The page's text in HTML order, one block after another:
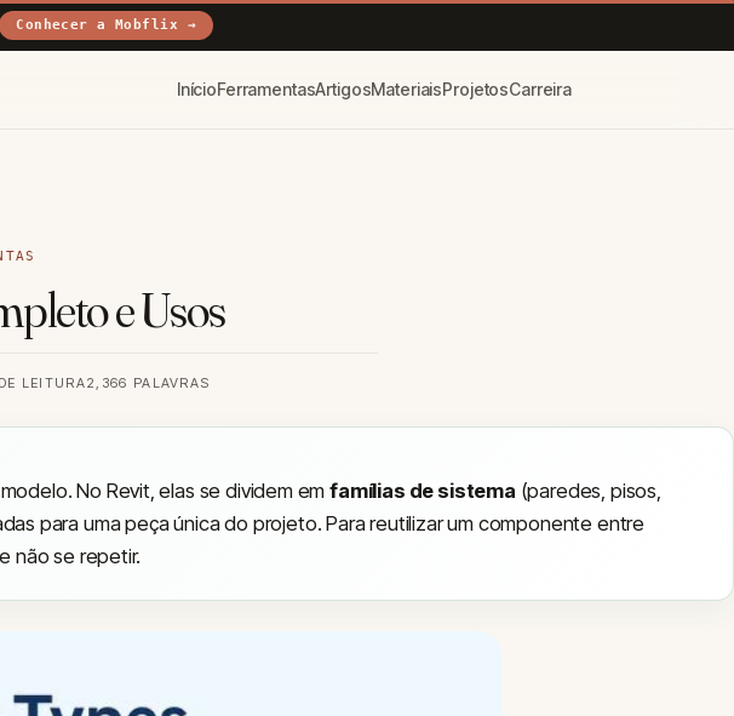
Conhecer a Mobflix →
InícioFerramentasArtigosMateriaisProjetosCarreira
e Usos
LEITURA2,366 PALAVRAS
No Revit, elas se dividem emfamílias de sistema (paredes, pisos,
para uma peça única do projeto. Para reutilizar um componente entre
não se repetir.